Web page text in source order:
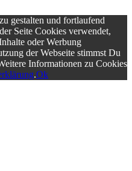
gestalten und fortlaufend
Seite Cookies verwendet,
oder Werbung
der Webseite stimmst Du
Informationen zu Cookies
.Ok